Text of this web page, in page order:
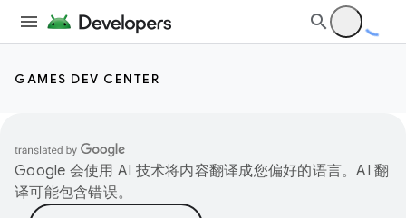
GAMES DEV CENTER
Google 会使用 AI 技术将内容翻译成您偏好的语言。AI 翻
译可能包含错误。